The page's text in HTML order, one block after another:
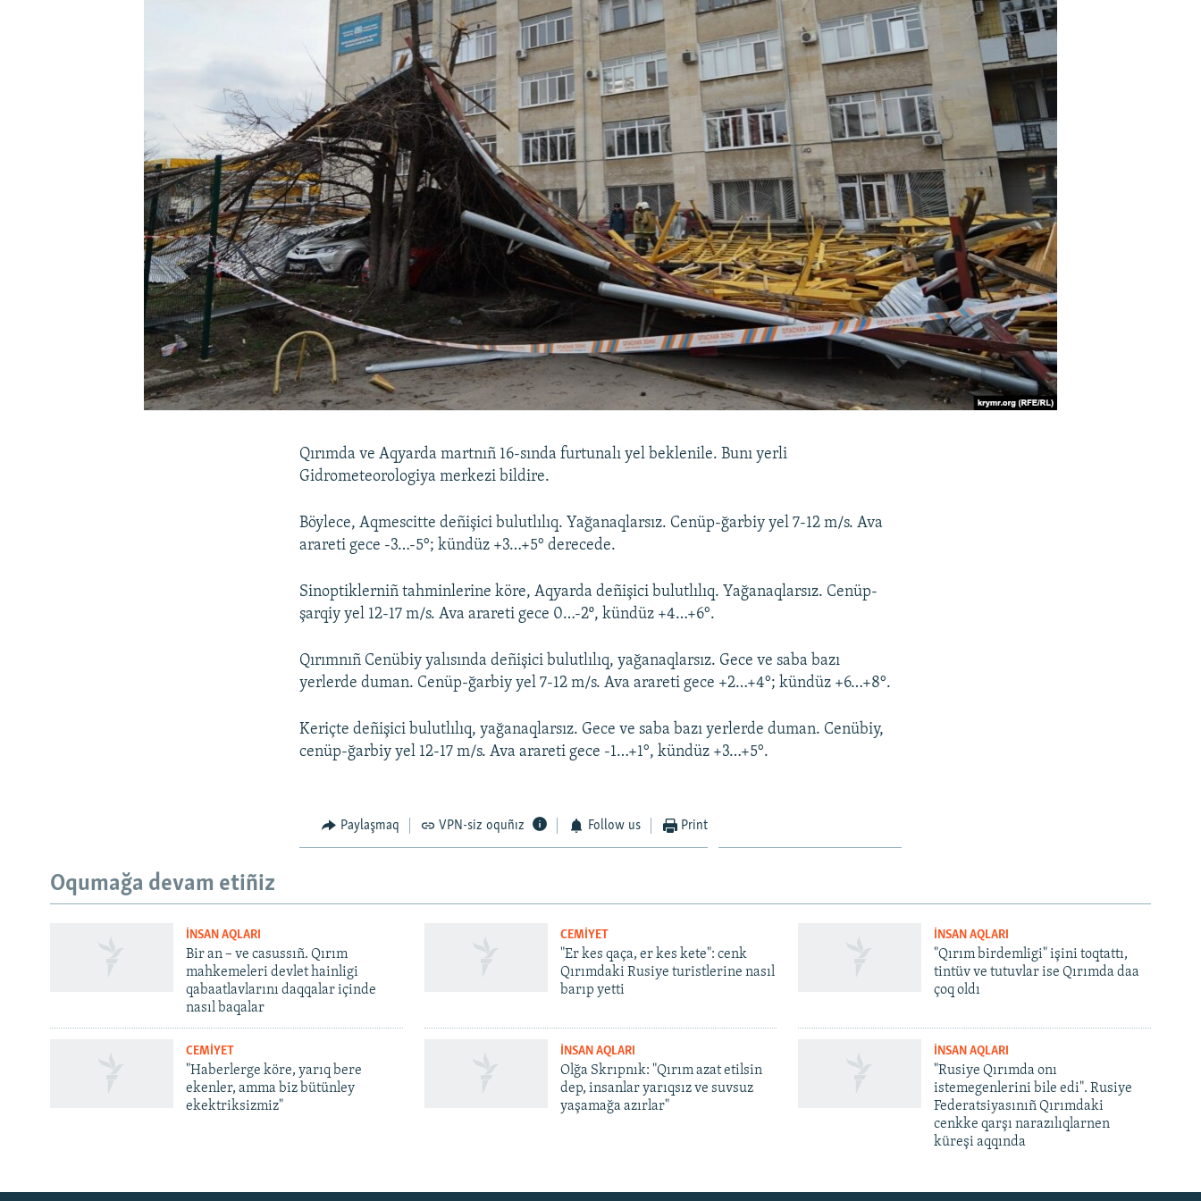
Русский
Qırımda ve Aqyarda martnıñ 16-sında furtunalı yel beklenile. Bunı yerli
Gidrometeorologiya merkezi bildire.
Böylece, Aqmescitte deñişici bulutlılıq. Yağanaqlarsız. Cenüp-ğarbiy yel 7-12 m/s. Ava
arareti gece -3…-5°; kündüz +3…+5° derecede.
Sinoptiklerniñ tahminlerine köre, Aqyarda deñişici bulutlılıq. Yağanaqlarsız. Cenüp-
şarqiy yel 12-17 m/s. Ava arareti gece 0…-2º, kündüz +4…+6°.
Qırımnıñ Cenübiy yalısında deñişici bulutlılıq, yağanaqlarsız. Gece ve saba bazı
yerlerde duman. Cenüp-ğarbiy yel 7-12 m/s. Ava arareti gece +2…+4°; kündüz +6…+8°.
Keriçte deñişici bulutlılıq, yağanaqlarsız. Gece ve saba bazı yerlerde duman. Cenübiy,
cenüp-ğarbiy yel 12-17 m/s. Ava arareti gece -1…+1°, kündüz +3…+5°.
Paylaşmaq VPN-siz oquñız Follow us Print
Oqumağa devam etiñiz
İNSAN AQLARI
Bir an – ve casussıñ. Qırım
mahkemeleri devlet hainligi
qabaatlavlarını daqqalar içinde
nasıl baqalar
CEMİYET
"Er kes qaça, er kes kete": cenk
Qırımdaki Rusiye turistlerine nasıl
barıp yetti
İNSAN AQLARI
"Qırım birdemligi" işini toqtattı,
tintüv ve tutuvlar ise Qırımda daa
çoq oldı
CEMİYET
"Haberlerge köre, yarıq bere
ekenler, amma biz bütünley
ekektriksizmiz"
İNSAN AQLARI
Olğa Skrıpnık: "Qırım azat etilsin
dep, insanlar yarıqsız ve suvsuz
yaşamağa azırlar"
İNSAN AQLARI
"Rusiye Qırımda onı
istemegenlerini bile edi". Rusiye
Federatsiyasınıñ Qırımdaki
cenkke qarşı narazılıqlarnen
küreşi aqqında